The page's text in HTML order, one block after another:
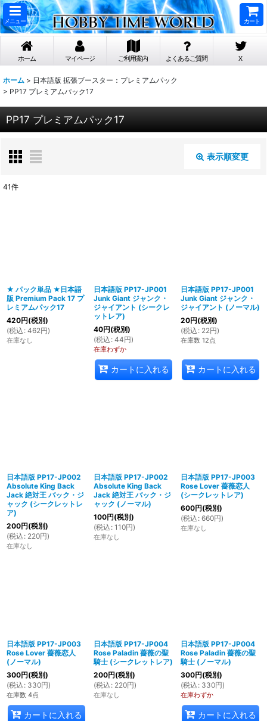
メニュー カート
ホーム マイページ ご利用案内 よくあるご質問 X
ホーム > 日本語版 拡張ブースター：プレミアムパック
> PP17 プレミアムパック17
PP17 プレミアムパック17
表示順変更
絞り込む
41件
★ パック単品 ★日本語
版 Premium Pack 17 プ
レミアムパック17
420円(税別)
(税込 : 462円)
在庫なし
日本語版 PP17-JP001
Junk Giant ジャンク・
ジャイアント (シークレ
ットレア)
40円(税別)
(税込 : 44円)
在庫わずか
カートに入れる
日本語版 PP17-JP001
Junk Giant ジャンク・
ジャイアント (ノーマル)
20円(税別)
(税込 : 22円)
在庫数 12点
カートに入れる
日本語版 PP17-JP002
Absolute King Back
Jack 絶対王 バック・ジ
ャック (シークレットレ
ア)
200円(税別)
(税込 : 220円)
在庫なし
日本語版 PP17-JP002
Absolute King Back
Jack 絶対王 バック・ジ
ャック (ノーマル)
100円(税別)
(税込 : 110円)
在庫なし
日本語版 PP17-JP003
Rose Lover 薔薇恋人
(シークレットレア)
600円(税別)
(税込 : 660円)
在庫なし
日本語版 PP17-JP003
Rose Lover 薔薇恋人
(ノーマル)
300円(税別)
(税込 : 330円)
在庫数 4点
カートに入れる
日本語版 PP17-JP004
Rose Paladin 薔薇の聖
騎士 (シークレットレア)
200円(税別)
(税込 : 220円)
在庫なし
日本語版 PP17-JP004
Rose Paladin 薔薇の聖
騎士 (ノーマル)
300円(税別)
(税込 : 330円)
在庫わずか
カートに入れる